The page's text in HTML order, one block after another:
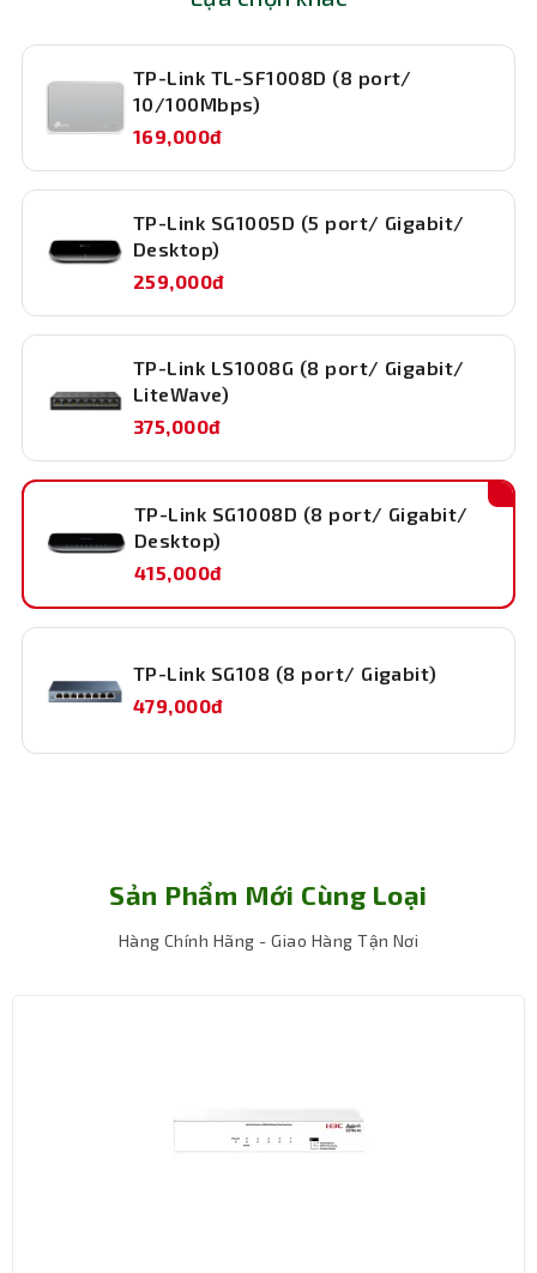
CGI,CAD, hoặc truyền thông qua mạng một cách
nhanh chóng.
TP-Link TL-SF1008D (8 port/
10/100Mbps)
169,000đ
TP-Link SG1005D (5 port/ Gigabit/
Desktop)
259,000đ
TP-Link LS1008G (8 port/ Gigabit/
LiteWave)
375,000đ
TP-Link SG1008D (8 port/ Gigabit/
Desktop)
415,000đ
TP-Link SG108 (8 port/ Gigabit)
479,000đ
Sản Phẩm Mới Cùng Loại
Hàng Chính Hãng - Giao Hàng Tận Nơi